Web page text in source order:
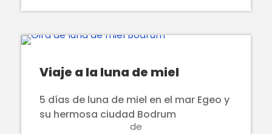
Viaje a la luna de miel
5 días de luna de miel en el mar Egeo y
su hermosa ciudad Bodrum
de